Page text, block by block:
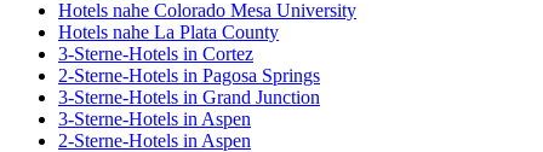
Hotels nahe Colorado Mesa University
Hotels nahe La Plata County
3-Sterne-Hotels in Cortez
2-Sterne-Hotels in Pagosa Springs
3-Sterne-Hotels in Grand Junction
3-Sterne-Hotels in Aspen
2-Sterne-Hotels in Aspen